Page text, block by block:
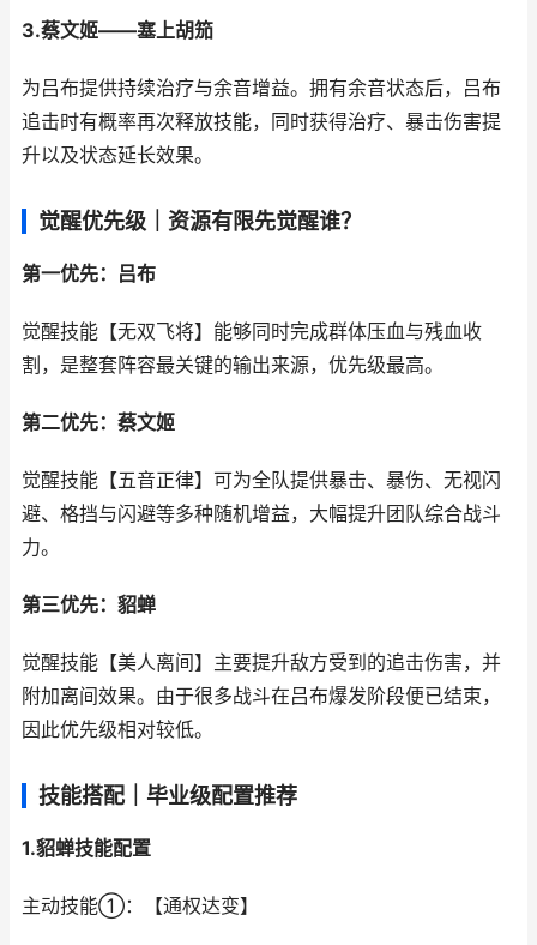
3.蔡文姬——塞上胡笳
为吕布提供持续治疗与余音增益。拥有余音状态后，吕布
追击时有概率再次释放技能，同时获得治疗、暴击伤害提
升以及状态延长效果。
觉醒优先级｜资源有限先觉醒谁？
第一优先：吕布
觉醒技能【无双飞将】能够同时完成群体压血与残血收
割，是整套阵容最关键的输出来源，优先级最高。
第二优先：蔡文姬
觉醒技能【五音正律】可为全队提供暴击、暴伤、无视闪
避、格挡与闪避等多种随机增益，大幅提升团队综合战斗
力。
第三优先：貂蝉
觉醒技能【美人离间】主要提升敌方受到的追击伤害，并
附加离间效果。由于很多战斗在吕布爆发阶段便已结束，
因此优先级相对较低。
技能搭配｜毕业级配置推荐
1.貂蝉技能配置
主动技能①：【通权达变】